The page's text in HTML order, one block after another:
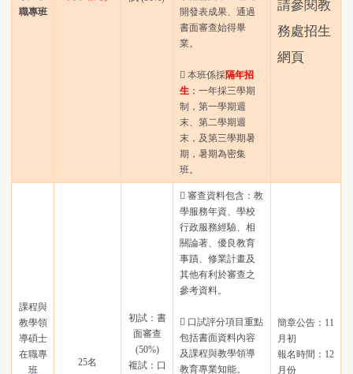
職專班
開發表成果、通過
書面審查始得畢
業。
 本班係採隔年招
生 ；一年採三學期
制，第一學期週
末、第二學期週
末，及第三學期暑
期，暑期為密集
班。
請參閱教
務處招生
網頁
課程與
教學領
導碩士
在職專
班
25名
初試：書
面審查
(50%)
複試：口
 審查資料包含：教
學服務年資、學校
行政服務經驗、相
關論著、優良教育
事蹟、修業計畫及
其他有利於審查之
參考資料。
 口試評分項目重點
包括書面資料內容
及課程與教學領導
教育專業知能。
簡章公告：11
月初
報名時間：12
月份